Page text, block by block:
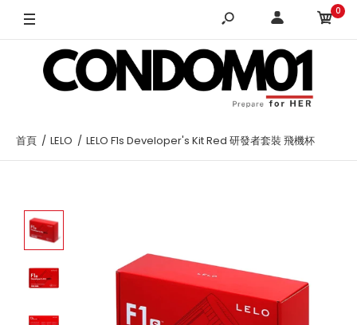
0
首頁 LELO LELO F1s Developer's Kit Red 研發者套裝 飛機杯